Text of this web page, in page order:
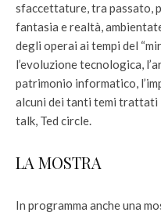
sfaccettature, tra passato,
fantasia e realtà,
degli operai ai tempi del
l’evoluzione tecnologica,
patrimonio informatico,
alcuni dei tanti temi
talk, Ted circle.
LA MOSTRA
In programma anche una